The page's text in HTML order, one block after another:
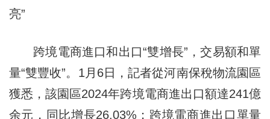
亮”
跨境電商進口和出口“雙增長”，交易額和單
量“雙豐收”。1月6日，記者從河南保稅物流園區
獲悉，該園區2024年跨境電商進出口額達241億
余元，同比增長26.03%；跨境電商進出口單量